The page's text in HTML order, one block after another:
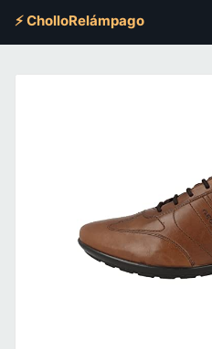
⚡ CholloRelámpago